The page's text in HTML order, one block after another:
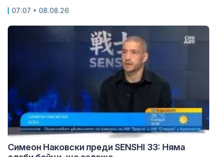
07:07 • 08.08.26
Симеон Наковски преди SENSHI 33: Няма